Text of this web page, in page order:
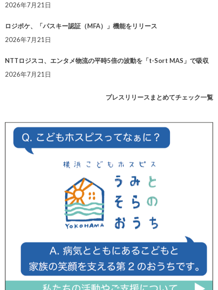
2026年7月21日
ロジポケ、「パスキー認証（MFA）」機能をリリース
2026年7月21日
NTTロジスコ、エンタメ物流の平時5倍の波動を「t-Sort MAS」で吸収
2026年7月21日
プレスリリースまとめてチェック一覧